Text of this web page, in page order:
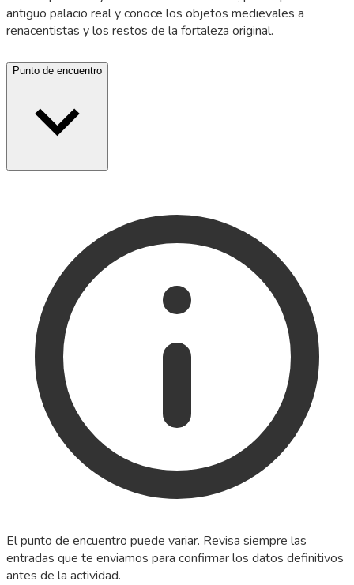
antiguo palacio real y conoce los objetos medievales a
renacentistas y los restos de la fortaleza original.
Punto de encuentro
El punto de encuentro puede variar. Revisa siempre las
entradas que te enviamos para confirmar los datos definitivos
antes de la actividad.